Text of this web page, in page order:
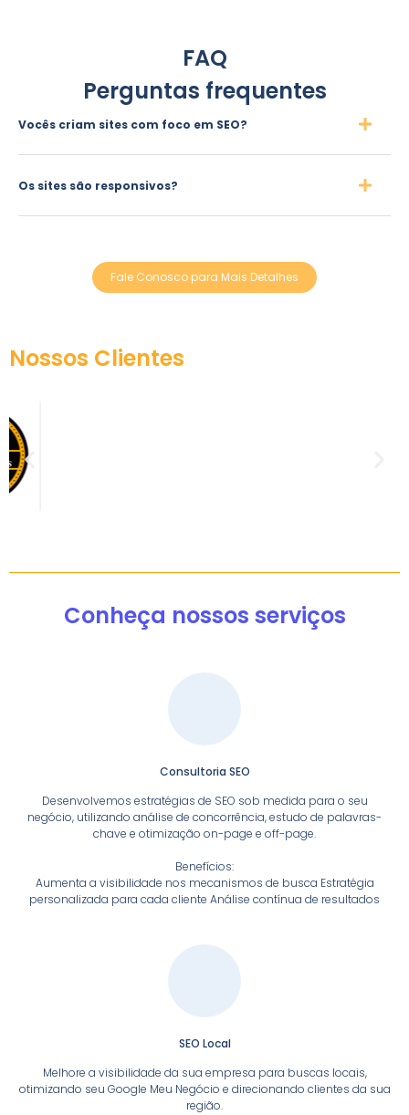
FAQ
Perguntas frequentes
Vocês criam sites com foco em SEO?
Os sites são responsivos?
Fale Conosco para Mais Detalhes
Nossos Clientes
Conheça nossos serviços
Consultoria SEO
Desenvolvemos estratégias de SEO sob medida para o seu
negócio, utilizando análise de concorrência, estudo de palavras-
chave e otimização on-page e off-page.
Benefícios:
Aumenta a visibilidade nos mecanismos de busca Estratégia
personalizada para cada cliente Análise contínua de resultados
SEO Local
Melhore a visibilidade da sua empresa para buscas locais,
otimizando seu Google Meu Negócio e direcionando clientes da sua
região.